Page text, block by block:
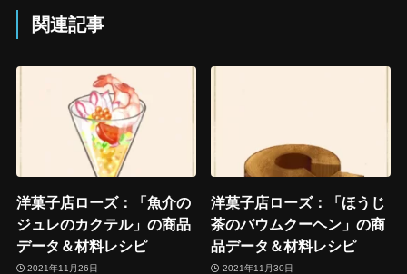
関連記事
洋菓子店ローズ：「魚介の
ジュレのカクテル」の商品
データ＆材料レシピ
2021年11月26日
洋菓子店ローズ：「ほうじ
茶のバウムクーヘン」の商
品データ＆材料レシピ
2021年11月30日